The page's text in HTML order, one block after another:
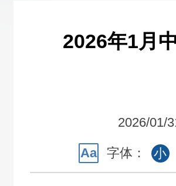
2026年1月
2026/01/
Aa 字体： 小